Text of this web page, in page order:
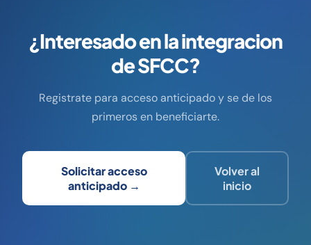
¿Interesado en la integracion
de SFCC?
Registrate para acceso anticipado y se de los
primeros en beneficiarte.
Solicitar acceso
anticipado →
Volver al
inicio